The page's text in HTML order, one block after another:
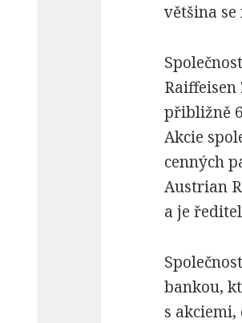
většina
přibližně
Akcie
cenných
Austrian
a je
bankou,
s